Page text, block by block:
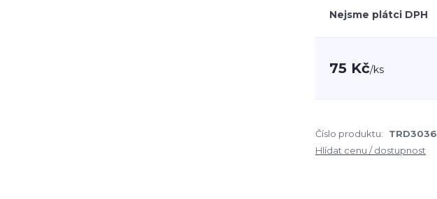
Nejsme plátci DPH
75 Kč/ks
Číslo produktu: TRD3036
Hlídat cenu / dostupnost